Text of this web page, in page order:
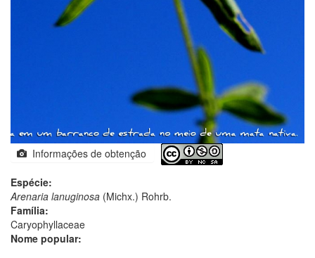
Informações de obtenção
Espécie:
Arenaria lanuginosa (Michx.) Rohrb.
Família:
Caryophyllaceae
Nome popular: